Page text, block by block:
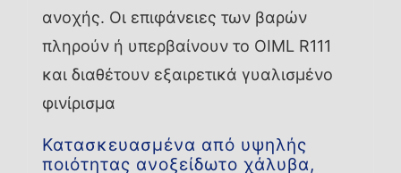
ανοχής. Οι επιφάνειες των βαρών
πληρούν ή υπερβαίνουν το OIML R111
και διαθέτουν εξαιρετικά γυαλισμένο
φινίρισμα
Κατασκευασμένα από υψηλής
ποιότητας ανοξείδωτο χάλυβα,